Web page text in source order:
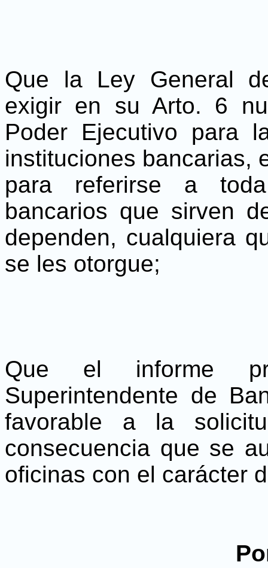
Que la Ley General
exigir en su Arto. 6
Poder Ejecutivo para
instituciones bancarias,
para referirse a
bancarios que sirven
dependen, cualquiera
se les otorgue;
Que el informe
Superintendente de
favorable a la
consecuencia que se
oficinas con el carácter